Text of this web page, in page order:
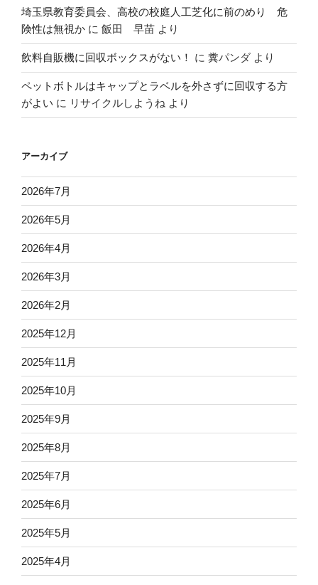
埼玉県教育委員会、高校の校庭人工芝化に前のめり 危
険性は無視か に 飯田 早苗 より
飲料自販機に回収ボックスがない！ に 糞パンダ より
ペットボトルはキャップとラベルを外さずに回収する方
がよい に リサイクルしようね より
アーカイブ
2026年7月
2026年5月
2026年4月
2026年3月
2026年2月
2025年12月
2025年11月
2025年10月
2025年9月
2025年8月
2025年7月
2025年6月
2025年5月
2025年4月